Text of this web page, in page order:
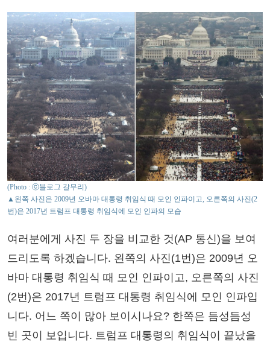
(Photo : ⓒ블로그 갈무리)
▲왼쪽 사진은 2009년 오바마 대통령 취임식 때 모인 인파이고, 오른쪽의 사진(2
번)은 2017년 트럼프 대통령 취임식에 모인 인파의 모습
여러분에게 사진 두 장을 비교한 것(AP 통신)을 보여
드리도록 하겠습니다. 왼쪽의 사진(1번)은 2009년 오
바마 대통령 취임식 때 모인 인파이고, 오른쪽의 사진
(2번)은 2017년 트럼프 대통령 취임식에 모인 인파입
니다. 어느 쪽이 많아 보이시나요? 한쪽은 듬성듬성
빈 곳이 보입니다. 트럼프 대통령의 취임식이 끝났을